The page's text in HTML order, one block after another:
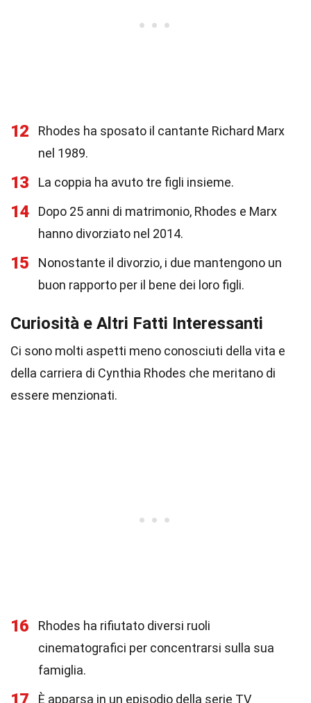
12
Rhodes ha sposato il cantante Richard Marx
nel 1989.
13 La coppia ha avuto tre figli insieme.
14
Dopo 25 anni di matrimonio, Rhodes e Marx
hanno divorziato nel 2014.
15
Nonostante il divorzio, i due mantengono un
buon rapporto per il bene dei loro figli.
Curiosità e Altri Fatti Interessanti
Ci sono molti aspetti meno conosciuti della vita e
della carriera di Cynthia Rhodes che meritano di
essere menzionati.
16
Rhodes ha rifiutato diversi ruoli
cinematografici per concentrarsi sulla sua
famiglia.
È apparsa in un episodio della serie TV